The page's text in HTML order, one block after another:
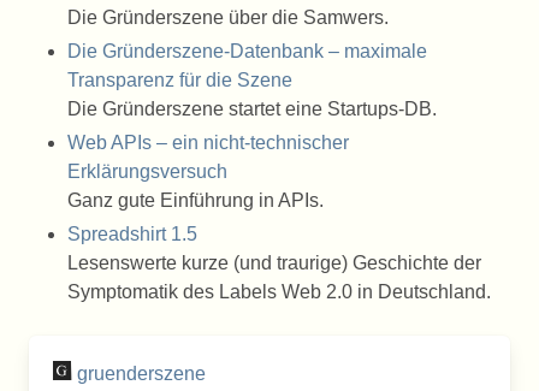
Die Gründerszene über die Samwers.
Die Gründerszene-Datenbank – maximale
Transparenz für die Szene
Die Gründerszene startet eine Startups-DB.
Web APIs – ein nicht-technischer
Erklärungsversuch
Ganz gute Einführung in APIs.
Spreadshirt 1.5
Lesenswerte kurze (und traurige) Geschichte der
Symptomatik des Labels Web 2.0 in Deutschland.
gruenderszene